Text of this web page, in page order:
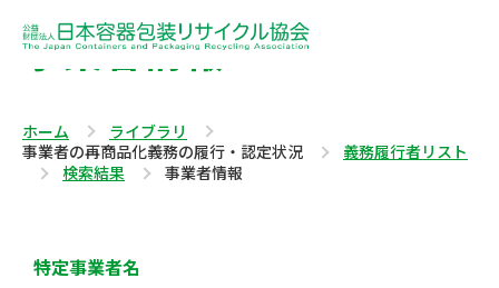
事業者情報
ホーム
ライブラリ
事業者の再商品化義務の履行・認定状況
義務履行者リスト
検索結果
事業者情報
特定事業者名